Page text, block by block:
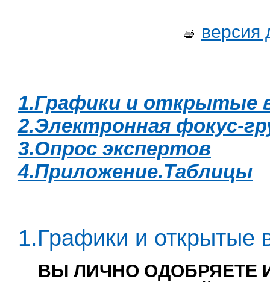
версия
1.Графики и открытые
2.Электронная фокус-
3.Опрос экспертов
4.Приложение.Таблицы
1.Графики и открытые
ВЫ ЛИЧНО ОДОБРЯЕТЕ